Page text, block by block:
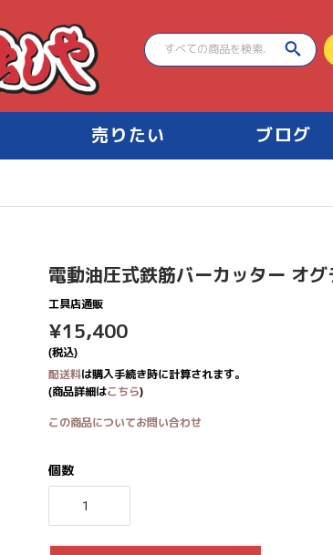
売りたい ブログ
電動油圧式鉄筋バーカッター オ
工具店通販
¥15,400
(税込)
配送料は購入手続き時に計算されます。
(商品詳細はこちら)
この商品についてお問い合わせ
個数